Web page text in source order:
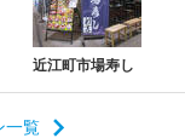
近江町市場寿し
一覧